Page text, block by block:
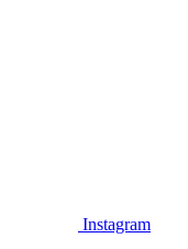
Instagram